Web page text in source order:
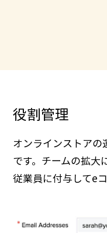
役割管理
オンラインストア
です。チームの拡大
従業員に付与してe